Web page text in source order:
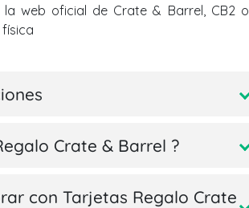
la web oficial de Crate & Barrel, CB2 o
Crate & Barrel ?
con Tarjetas Regalo Crate